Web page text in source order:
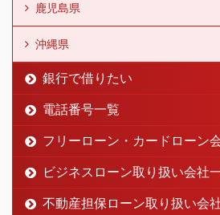
鹿児島県
沖縄県
銀行で借りたい
電話番号一覧
フリーローン・カードローン
ビジネスローン取り扱い会社
不動産担保ローン取り扱い会